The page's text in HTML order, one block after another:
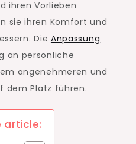
ihren Vorlieben
sie ihren Komfort und
Die Anpassung
an persönliche
angenehmeren und
dem Platz führen.
article: